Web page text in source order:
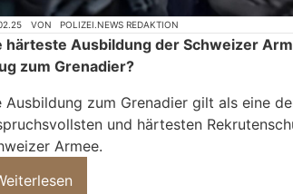
VON POLIZEI.NEWS REDAKTION
härteste Ausbildung der Schweizer
zum Grenadier?
Ausbildung zum Grenadier gilt als eine
und härtesten
Armee.